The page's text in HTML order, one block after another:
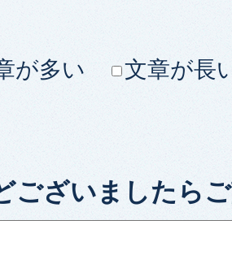
が多い
文章が長
ございましたら